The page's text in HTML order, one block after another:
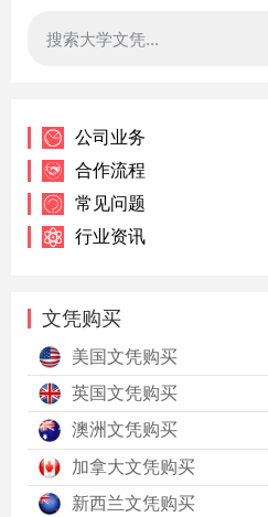
公司业务
合作流程
常见问题
行业资讯
文凭购买
美国文凭购买
英国文凭购买
澳洲文凭购买
加拿大文凭购买
新西兰文凭购买